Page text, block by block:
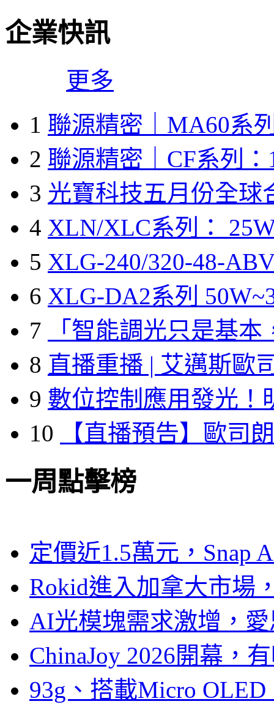
企業快訊
更多
1 聯源精密｜MA60系
2 聯源精密｜CF系列：
3 光寶科技五月份全球
4 XLN/XLC系列：
5 XLG-240/320-48-
6 XLG-DA2系列
7
「智能調光只是基本
8 直播重播 | 艾邁斯歐
9 數位控制應用發光！
10
【直播預告】歐司
一周點擊榜
定價近1.5萬元，Snap
Rokid進入加拿大市場
AI光模塊需求激增，
ChinaJoy 2026開幕，
93g、搭載Micro